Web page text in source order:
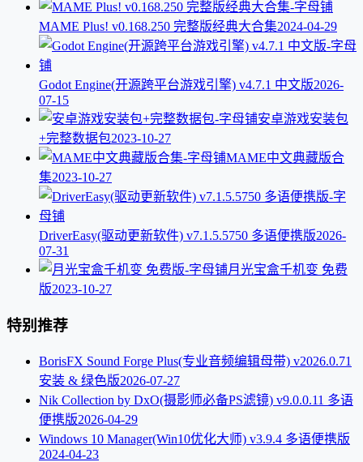
MAME Plus! v0.168.250 完整版经典大合集2024-04-29
Godot Engine(开源跨平台游戏引擎) v4.7.1 中文版2026-
07-15
安卓游戏安装包
+完整数据包2023-10-27
MAME中文典藏版合
集2023-10-27
DriverEasy(驱动更新软件) v7.1.5.5750 多语便携版2026-
07-31
月光宝盒千机变 免费
版2023-10-27
特别推荐
BorisFX Sound Forge Plus(专业音频编辑母带) v2026.0.71
安装 & 绿色版2026-07-27
Nik Collection by DxO(摄影师必备PS滤镜) v9.0.0.11 多语
便携版2026-04-29
Windows 10 Manager(Win10优化大师) v3.9.4 多语便携版
2024-04-23